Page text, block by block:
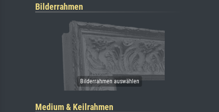
Bilderrahmen
Medium & Keilrahmen